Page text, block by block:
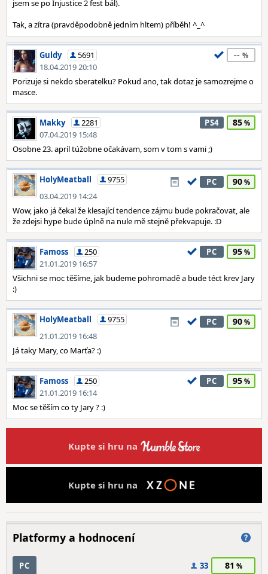
jsem se po Injustice 2 fest bál).
Tak, a zítra (pravděpodobně jedním hltem) příběh! ^_^
Guldy
5691
18.04.2019 20:10
--
Porizuje si nekdo sberatelku? Pokud ano, tak dotaz je samozrejme o
masce.
Makky
2281
07.04.2019 15:48
PS4 85
Osobne 23. apríl túžobne očakávam, som v tom s vami ;)
HolyMeatball
9755
03.04.2019 14:24
PC 90
Wow, jako já čekal že klesající tendence zájmu bude pokračovat, ale
že zdejsi hype bude úplně na nule mě stejně překvapuje. :D
Famoss
250
21.01.2019 16:57
PC 95
Všichni se moc těšíme, jak budeme pohromadě a bude téct krev Jary
:)
HolyMeatball
9755
21.01.2019 16:48
PC 90
Já taky Mary, co Marťa? :)
Famoss
250
21.01.2019 16:14
PC 95
Moc se těším co ty Jary ? :)
Kupte si hru na
Kupte si hru na
Platformy a hodnocení
PC 33 81